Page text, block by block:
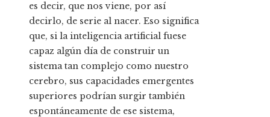
es decir, que nos viene, por así
decirlo, de serie al nacer. Eso significa
que, si la inteligencia artificial fuese
capaz algún día de construir un
sistema tan complejo como nuestro
cerebro, sus capacidades emergentes
superiores podrían surgir también
espontáneamente de ese sistema,